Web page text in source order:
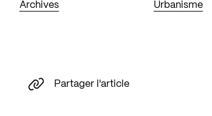
Archives
Urbanisme
Partager l'article